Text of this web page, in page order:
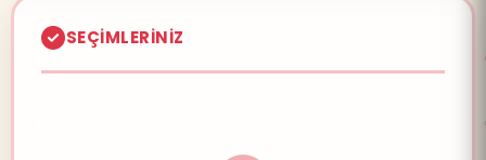
SEÇIMLERINIZ